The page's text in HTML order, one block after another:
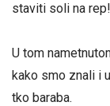
staviti soli na rep!
U tom
kako smo znali i
tko baraba.